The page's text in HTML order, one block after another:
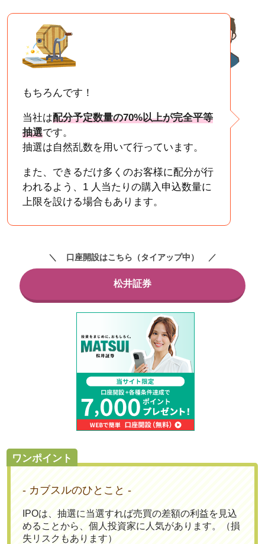
もちろんです！
当社は配分予定数量の70%以上が完全平等
抽選です。
抽選は自然乱数を用いて行っています。
また、できるだけ多くのお客様に配分が行
われるよう、1 人当たりの購入申込数量に
上限を設ける場合もあります。
松井証券
口座開設はこちら（タイアップ中）
ワンポイント
- カブスルのひとこと -
IPOは、抽選に当選すれば売買の差額の利益を見込
めることから、個人投資家に人気があります。（損
失リスクもあります）